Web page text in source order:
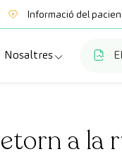
Informació del
Mútues
Club CreuBlanca
Nosaltres
Treballa amb
a la